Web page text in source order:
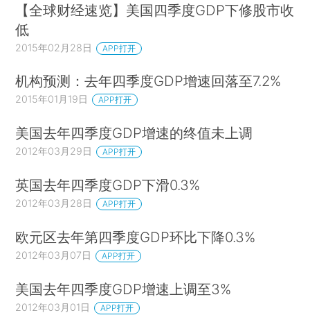
【全球财经速览】美国四季度GDP下修股市收
低
2015年02月28日 APP打开
机构预测：去年四季度GDP增速回落至7.2%
2015年01月19日 APP打开
美国去年四季度GDP增速的终值未上调
2012年03月29日 APP打开
英国去年四季度GDP下滑0.3%
2012年03月28日 APP打开
欧元区去年第四季度GDP环比下降0.3%
2012年03月07日 APP打开
美国去年四季度GDP增速上调至3%
2012年03月01日 APP打开